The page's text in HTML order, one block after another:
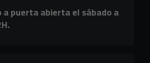
puerta abierta el sábado a